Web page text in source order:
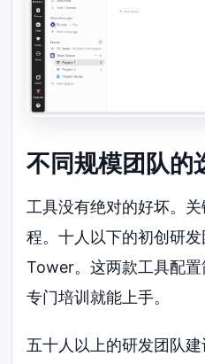
不同规模团队的
工具没有绝对的好坏。
程。十人以下的初创研
Tower。这两款工具配
专门培训就能上手。
五十人以上的研发团队建